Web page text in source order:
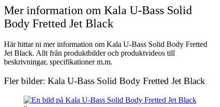
Mer information om Kala U-Bass Solid
Body Fretted Jet Black
Här hittar ni mer information om Kala U-Bass Solid Body Fretted
Jet Black. Allt från produktbilder och produktvideos till
beskrivningar, specifikationer m.m.
Fler bilder: Kala U-Bass Solid Body Fretted Jet Black